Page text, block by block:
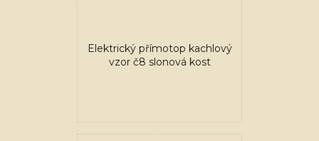
Elektrický přímotop kachlový
vzor č8 slonová kost